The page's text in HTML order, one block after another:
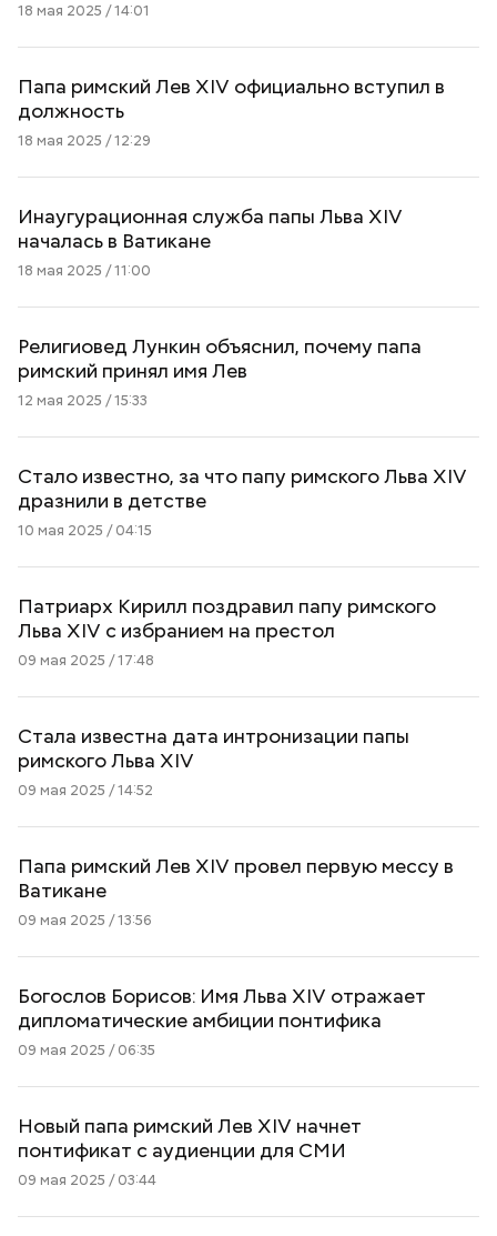
18 мая 2025 / 14:01
Папа римский Лев XIV официально вступил в
должность
18 мая 2025 / 12:29
Инаугурационная служба папы Льва XIV
началась в Ватикане
18 мая 2025 / 11:00
Религиовед Лункин объяснил, почему папа
римский принял имя Лев
12 мая 2025 / 15:33
Стало известно, за что папу римского Льва XIV
дразнили в детстве
10 мая 2025 / 04:15
Патриарх Кирилл поздравил папу римского
Льва XIV с избранием на престол
09 мая 2025 / 17:48
Стала известна дата интронизации папы
римского Льва ХIV
09 мая 2025 / 14:52
Папа римский Лев XIV провел первую мессу в
Ватикане
09 мая 2025 / 13:56
Богослов Борисов: Имя Льва XIV отражает
дипломатические амбиции понтифика
09 мая 2025 / 06:35
Новый папа римский Лев XIV начнет
понтификат с аудиенции для СМИ
09 мая 2025 / 03:44